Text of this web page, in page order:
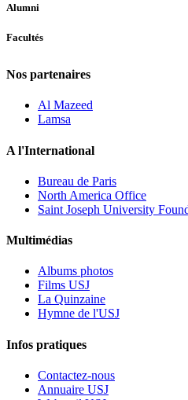
Alumni
Facultés
Nos partenaires
Al Mazeed
Lamsa
A l'International
Bureau de Paris
North America Office
Saint Joseph University
Multimédias
Albums photos
Films USJ
La Quinzaine
Hymne de l'USJ
Infos pratiques
Contactez-nous
Annuaire USJ